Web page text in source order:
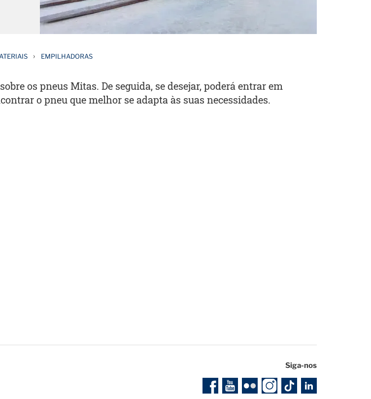
› EMPILHADORAS
os pneus Mitas. De seguida, se desejar, poderá entrar em
o pneu que melhor se adapta às suas necessidades.
Siga-nos